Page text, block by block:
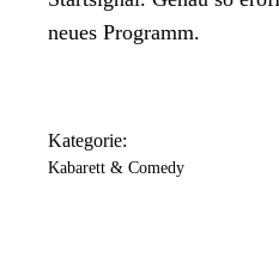
neues Programm.
Kategorie:
Kabarett & Comedy